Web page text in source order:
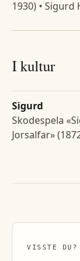
1930) • Sigurd
I kultur
Sigurd
Skodespela
Jorsalfar»
VISSTE DU?